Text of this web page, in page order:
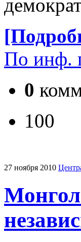
По инф.
0
100
27 ноября 2010